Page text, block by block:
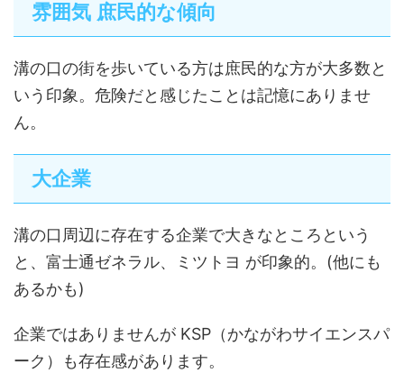
雰囲気 庶民的な傾向
溝の口の街を歩いている方は庶民的な方が大多数と
いう印象。危険だと感じたことは記憶にありませ
ん。
大企業
溝の口周辺に存在する企業で大きなところという
と、富士通ゼネラル、ミツトヨ が印象的。(他にも
あるかも)
企業ではありませんが KSP（かながわサイエンスパ
ーク）も存在感があります。